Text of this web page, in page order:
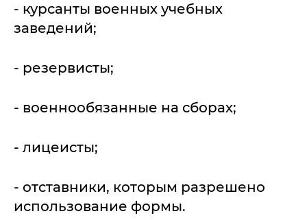
- курсанты военных учебных
заведений;
- резервисты;
- военнообязанные на сборах;
- лицеисты;
- отставники, которым разрешено
использование формы.